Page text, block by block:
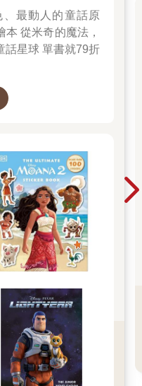
最動人的童話原
從米奇的魔法，
話星球 單書就79折